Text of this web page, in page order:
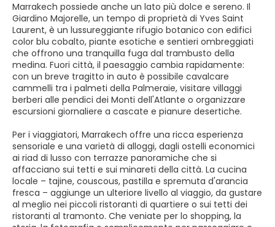
Marrakech possiede anche un lato più dolce e sereno. Il
Giardino Majorelle, un tempo di proprietà di Yves Saint
Laurent, è un lussureggiante rifugio botanico con edifici
color blu cobalto, piante esotiche e sentieri ombreggiati
che offrono una tranquilla fuga dal trambusto della
medina. Fuori città, il paesaggio cambia rapidamente:
con un breve tragitto in auto è possibile cavalcare
cammelli tra i palmeti della Palmeraie, visitare villaggi
berberi alle pendici dei Monti dell'Atlante o organizzare
escursioni giornaliere a cascate e pianure desertiche.
Per i viaggiatori, Marrakech offre una ricca esperienza
sensoriale e una varietà di alloggi, dagli ostelli economici
ai riad di lusso con terrazze panoramiche che si
affacciano sui tetti e sui minareti della città. La cucina
locale – tajine, couscous, pastilla e spremuta d'arancia
fresca – aggiunge un ulteriore livello al viaggio, da gustare
al meglio nei piccoli ristoranti di quartiere o sui tetti dei
ristoranti al tramonto. Che veniate per lo shopping, la